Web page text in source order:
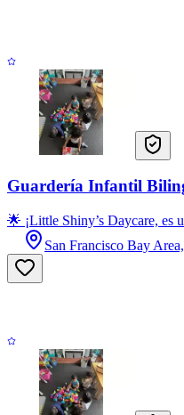
Guardería Infantil
🌟 ¡Little Shiny’s Daycare, es
San Francisco Bay